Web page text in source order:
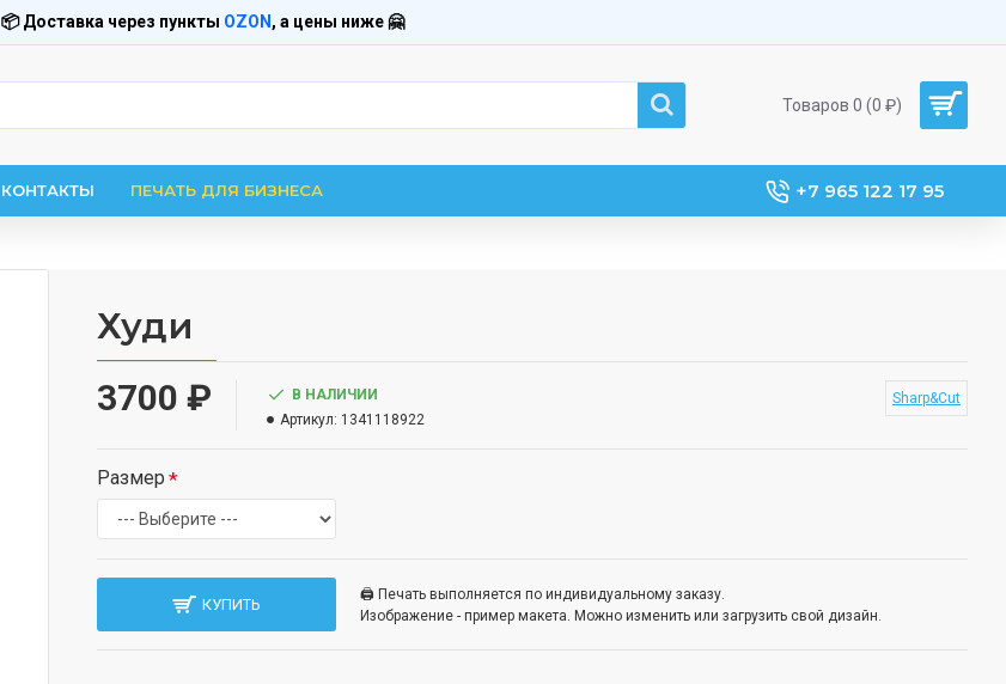
📦 Доставка через пункты OZON , а цены ниже 🤗
Товаров 0 (0 ₽)
КОНТАКТЫ ПЕЧАТЬ ДЛЯ БИЗНЕСА +7 965 122 17 95
Худи
3700 ₽
В НАЛИЧИИ
Артикул: 1341118922
Sharp&Cut
Размер
КУПИТЬ
🖨️ Печать выполняется по индивидуальному заказу.
Изображение - пример макета. Можно изменить или загрузить свой дизайн.